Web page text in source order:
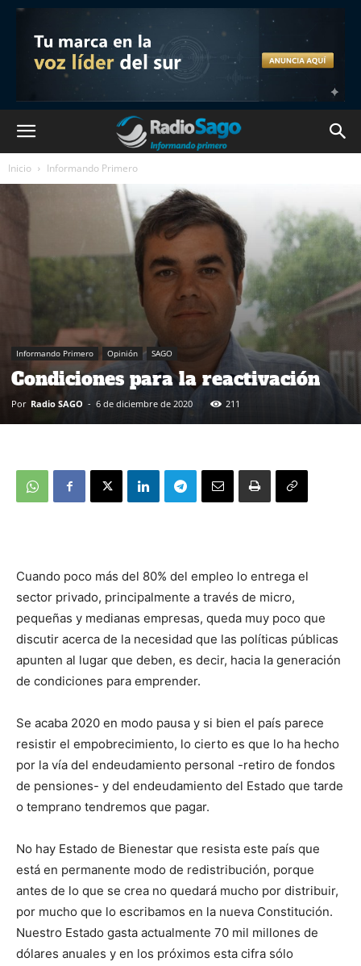
Inicio Informando Primero
Informando Primero Opinión SAGO
Condiciones para la reactivación
Por Radio SAGO - 6 de diciembre de 2020 211
Cuando poco más del 80% del empleo lo entrega el
sector privado, principalmente a través de micro,
pequeñas y medianas empresas, queda muy poco que
discutir acerca de la necesidad que las políticas públicas
apunten al lugar que deben, es decir, hacia la generación
de condiciones para emprender.
Se acaba 2020 en modo pausa y si bien el país parece
resistir el empobrecimiento, lo cierto es que lo ha hecho
por la vía del endeudamiento personal -retiro de fondos
de pensiones- y del endeudamiento del Estado que tarde
o temprano tendremos que pagar.
No hay Estado de Bienestar que resista este país que
está en permanente modo de redistribución, porque
antes de lo que se crea no quedará mucho por distribuir,
por mucho que lo escribamos en la nueva Constitución.
Nuestro Estado gasta actualmente 70 mil millones de
dólares anuales y en los próximos esta cifra sólo